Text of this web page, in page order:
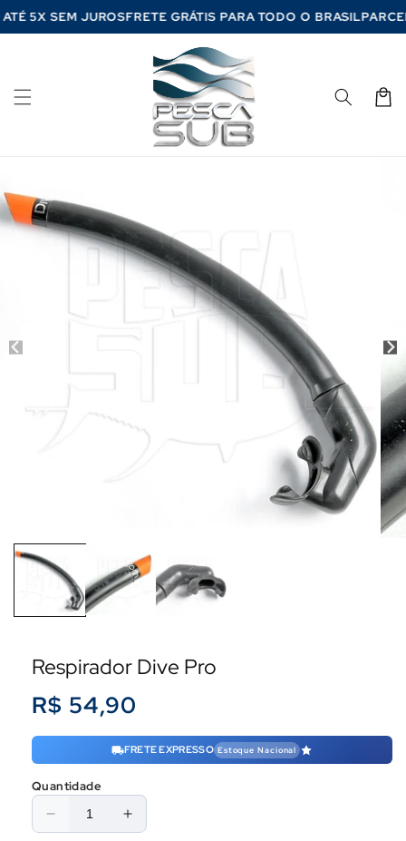
para o
conteúdo
ATÉ 5X SEM JUROSFRETE GRÁTIS PARA TODO O BRASIL
do produto
Respirador Dive Pro
Preço
R$ 54,90
FRETE EXPRESSO Estoque Nacional
Quantidade
Diminuir
Aumentar